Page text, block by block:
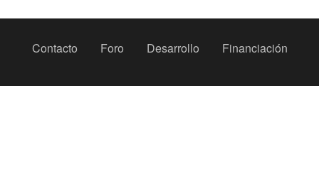
PeuContacto Foro Desarrollo Financiación